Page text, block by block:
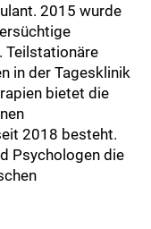
2015 wurde
Teilstationäre
in der Tagesklinik
bietet die
2018 besteht.
Psychologen die